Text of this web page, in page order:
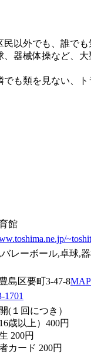
以外でも、誰で
器械体操など、
も類を見ない、
館
レーボール,卓球,
島区要町3-47-8MAP
1701
(１回につき）
歳以上）400円
200円
カード 200円